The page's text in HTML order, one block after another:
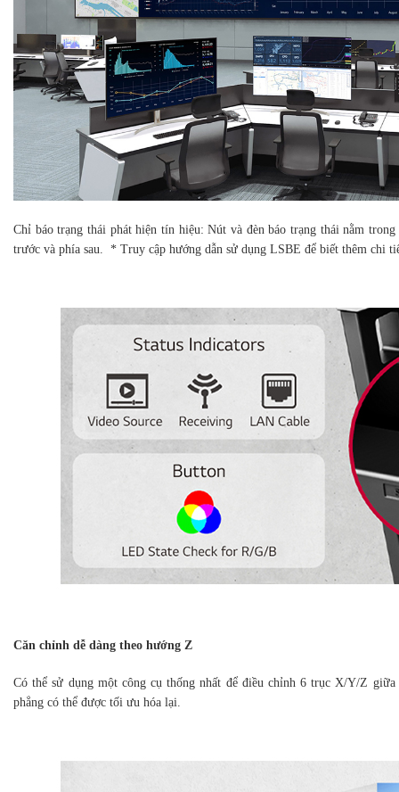
Chỉ báo trạng thái phát hiện tín hiệu: Nút và đèn báo trạng thái nằm
trước và phía sau. * Truy cập hướng dẫn sử dụng LSBE để biết thêm chi
Căn chỉnh dễ dàng theo hướng Z
Có thể sử dụng một công cụ thống nhất để điều chỉnh 6 trục X/Y/Z
phẳng có thể được tối ưu hóa lại.